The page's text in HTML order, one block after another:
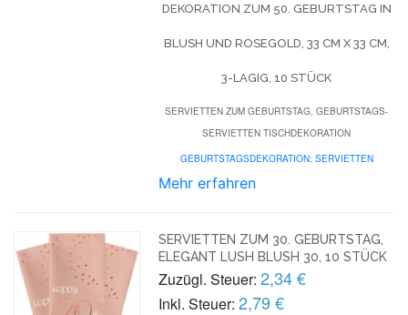
DEKORATION ZUM 50. GEBURTSTAG IN
BLUSH UND ROSEGOLD, 33 CM X 33 CM,
3-LAGIG, 10 STÜCK
SERVIETTEN ZUM GEBURTSTAG, GEBURTSTAGS-
SERVIETTEN TISCHDEKORATION
GEBURTSTAGSDEKORATION: SERVIETTEN
Mehr erfahren
SERVIETTEN ZUM 30. GEBURTSTAG,
ELEGANT LUSH BLUSH 30, 10 STÜCK
Zuzügl. Steuer: 2,34 €
Inkl. Steuer: 2,79 €